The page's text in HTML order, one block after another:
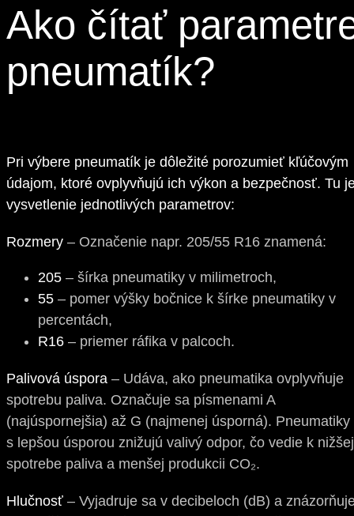
Ako čítať
pneumatík?
Pri výbere pneumatík je dôležité porozumieť kľúčovým
údajom, ktoré ovplyvňujú ich výkon a bezpečnosť. Tu
vysvetlenie jednotlivých parametrov:
Rozmery – Označenie napr. 205/55 R16 znamená:
205 – šírka pneumatiky v milimetroch,
55 – pomer výšky bočnice k šírke pneumatiky v
percentách,
R16 – priemer ráfika v palcoch.
Palivová úspora – Udáva, ako pneumatika ovplyvňuje
spotrebu paliva. Označuje sa písmenami A
(najúspornejšia) až G (najmenej úsporná). Pneumatiky
s lepšou úsporou znižujú valivý odpor, čo vedie k nižšej
spotrebe paliva a menšej produkcii CO₂.
Hlučnosť – Vyjadruje sa v decibeloch (dB) a